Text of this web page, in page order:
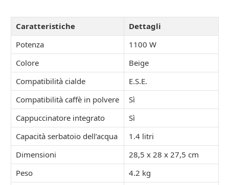
Caratteristiche
Dettagli
Potenza
1100 W
Colore
Beige
Compatibilità cialde
E.S.E.
Compatibilità caffè in polvere
Sì
Cappuccinatore integrato
Sì
Capacità serbatoio dell’acqua
1.4 litri
Dimensioni
28,5 x 28 x 27,5 cm
Peso
4.2 kg